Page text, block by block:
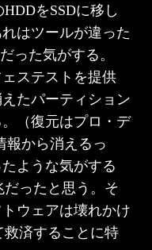
をSSDに移し
はツールが違った
った気がする。
ステストを提供
たパーティション
（復元はプロ・デ
報から消えるっ
ような気がする
ったと思う。そ
ウェアは壊れかけ
済することに特